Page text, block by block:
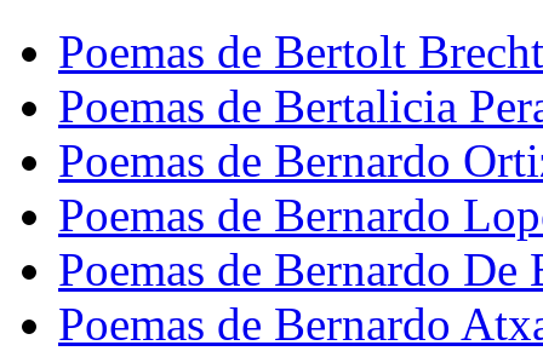
Poemas de Bertolt Brecht
Poemas de Bertalicia
Poemas de Bernardo
Poemas de Bernardo
Poemas de Bernardo De
Poemas de Bernardo